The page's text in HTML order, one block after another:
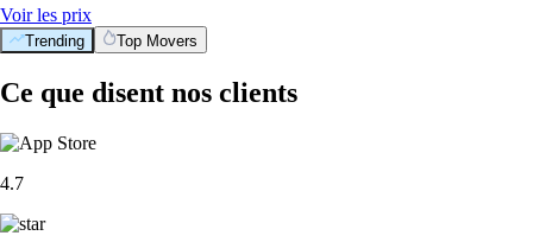
Voir les prix
Trending Top Movers
Ce que disent nos clients
4.7